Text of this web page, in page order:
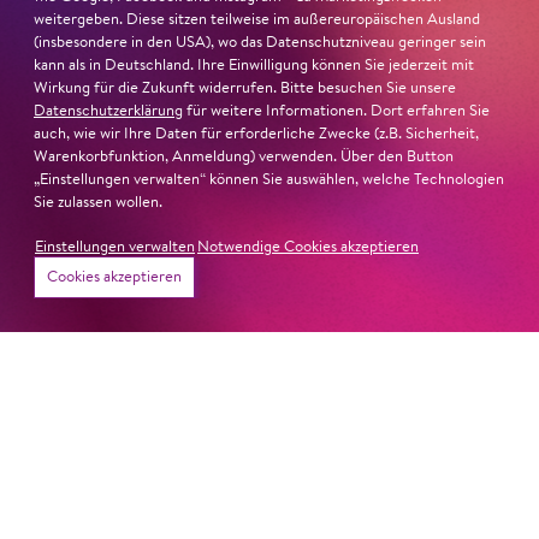
22. Juni 2026
weitergeben. Diese sitzen teilweise im außereuropäischen Ausland
(insbesondere in den USA), wo das Datenschutzniveau geringer sein
kann als in Deutschland. Ihre Einwilligung können Sie jederzeit mit
Wirkung für die Zukunft widerrufen. Bitte besuchen Sie unsere
Datenschutzerklärung für weitere Informationen. Dort erfahren Sie
auch, wie wir Ihre Daten für erforderliche Zwecke (z.B. Sicherheit,
Warenkorbfunktion, Anmeldung) verwenden. Über den Button
„Einstellungen verwalten“ können Sie auswählen, welche Technologien
Sie zulassen wollen.
Einstellungen verwalten Notwendige Cookies akzeptieren
Cookies akzeptieren